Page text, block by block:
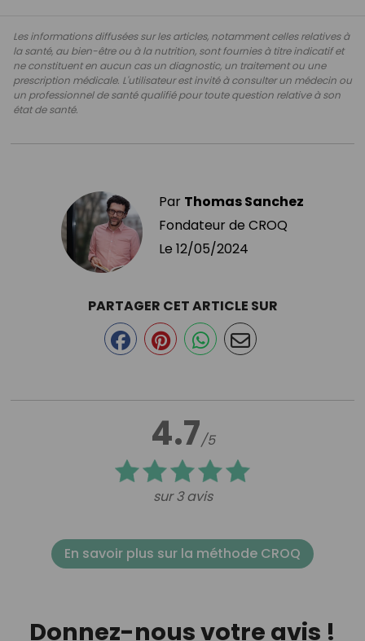
Les informations diffusées sur les articles, notamment celles relatives à
la santé, au bien-être ou à la nutrition, sont fournies à titre indicatif et
ne constituent en aucun cas un diagnostic, un traitement ou une
prescription médicale. L'utilisateur est invité à consulter un médecin ou
un professionnel de santé qualifié pour toute question relative à son
état de santé.
Par Thomas Sanchez
Fondateur de CROQ
Le 12/05/2024
4.7/5
sur 3 avis
PARTAGER CET ARTICLE SUR
En savoir plus sur la méthode CROQ
Donnez-nous votre avis !